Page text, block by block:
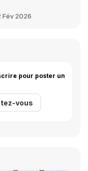
Fév 2026
pour poster un
vous